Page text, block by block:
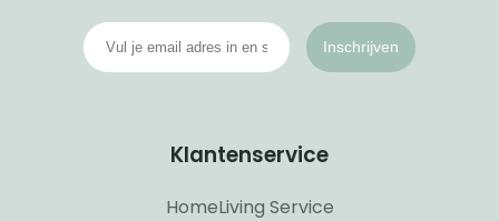
Inschrijven
Klantenservice
HomeLiving Service